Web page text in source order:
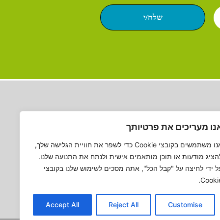
מעריכים את פרטיותך
אנו משתמשים בקובצי Cookie כדי לשפר את חוויית הגלישה שלך,
מודעות או תוכן מותאמים אישית ולנתח את התנועה שלנו.
ידי לחיצה על "קבל הכל", אתה מסכים לשימוש שלנו בקובצי
Customise
Reject All
Accept All
שלח/י